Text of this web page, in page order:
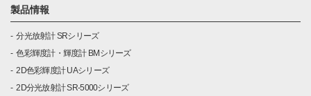
製品情報
分光放射計 SRシリーズ
色彩輝度計・輝度計 BMシリーズ
2D色彩輝度計 UAシリーズ
2D分光放射計 SR-5000シリーズ